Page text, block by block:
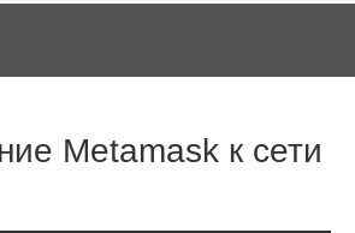
Metamask к сети